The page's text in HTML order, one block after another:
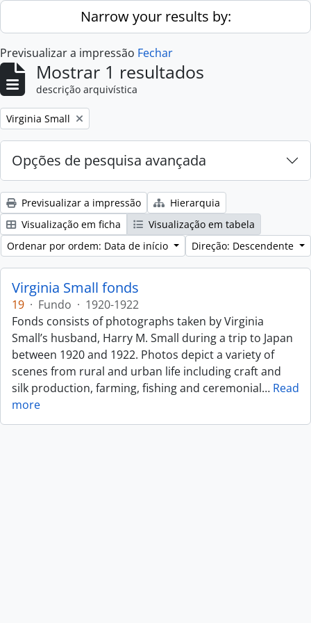
Skip to main contentNarrow your results by:
Previsualizar a impressão Fechar
Mostrar 1 resultados
descrição arquivística
Remove filter:
Virginia Small
Opções de pesquisa avançada
Previsualizar a impressão
Hierarquia
Visualização em ficha
Visualização em tabela
Ordenar por ordem: Data de início
Direção: Descendente
Virginia Small fonds
19 · Fundo · 1920-1922
Fonds consists of photographs taken by Virginia
Small’s husband, Harry M. Small during a trip to Japan
between 1920 and 1922. Photos depict a variety of
scenes from rural and urban life including craft and
silk production, farming, fishing and ceremonial… Read
more